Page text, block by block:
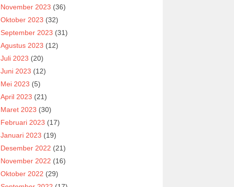
November 2023 (36)
Oktober 2023 (32)
September 2023 (31)
Agustus 2023 (12)
Juli 2023 (20)
Juni 2023 (12)
Mei 2023 (5)
April 2023 (21)
Maret 2023 (30)
Februari 2023 (17)
Januari 2023 (19)
Desember 2022 (21)
November 2022 (16)
Oktober 2022 (29)